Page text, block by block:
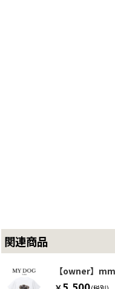
関連商品
【owner】